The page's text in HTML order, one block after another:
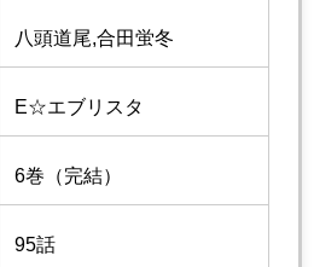
八頭道尾,合田蛍冬
E☆エブリスタ
6巻（完結）
95話